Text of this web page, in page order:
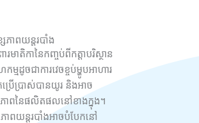
ាពយន្តរបាំង
មាតិកានៃកញ្ចប់ពីកត្តាបរិស្ថាន
ដូចជាការវេចខ្ចប់ម្ហូបអាហារ
ប្រើប្រាស់បានយូរ និងអាច
ភាពនៃផលិតផលនៅខាងក្នុង។
ាពយន្តរបាំងអាចបំបែកនៅ